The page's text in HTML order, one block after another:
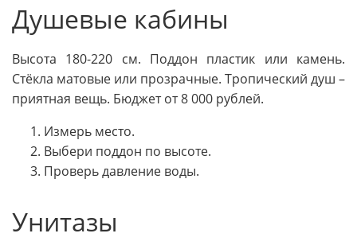
Душевые кабины
Высота 180-220 см. Поддон пластик или камень.
Стёкла матовые или прозрачные. Тропический душ –
приятная вещь. Бюджет от 8 000 рублей.
Измерь место.
Выбери поддон по высоте.
Проверь давление воды.
Унитазы